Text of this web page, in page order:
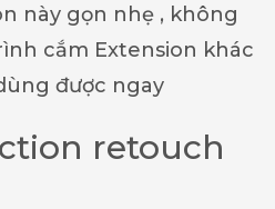
này gọn nhẹ , không
cắm Extension khác
được ngay
retouch